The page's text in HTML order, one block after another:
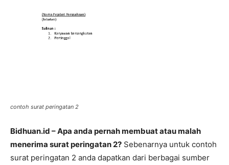
contoh surat peringatan 2
Bidhuan.id – Apa anda pernah membuat atau malah
menerima surat peringatan 2? Sebenarnya untuk contoh
surat peringatan 2 anda dapatkan dari berbagai sumber